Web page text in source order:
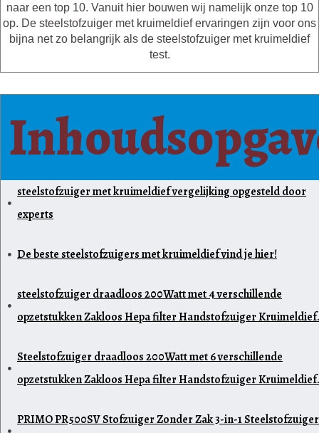
naar een top 10. Vanuit hier bouwen wij namelijk onze top 10
op. De steelstofzuiger met kruimeldief ervaringen zijn voor ons
bijna net zo belangrijk als de steelstofzuiger met kruimeldief
test.
steelstofzuiger met kruimeldief vergelijking opgesteld door
experts
De beste steelstofzuigers met kruimeldief vind je hier!
steelstofzuiger draadloos 200Watt met 4 verschillende
opzetstukken Zakloos Hepa filter Handstofzuiger Kruimeldief.
Steelstofzuiger draadloos 200Watt met 6 verschillende
opzetstukken Zakloos Hepa filter Handstofzuiger Kruimeldief.
PRIMO PR500SV Stofzuiger Zonder Zak 3-in-1 Steelstofzuiger